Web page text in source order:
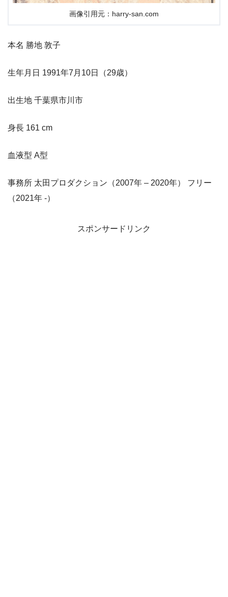
画像引用元：harry-san.com
本名 勝地 敦子
生年月日 1991年7月10日（29歳）
出生地 千葉県市川市
身長 161 cm
血液型 A型
事務所 太田プロダクション（2007年 – 2020年） フリー
（2021年 -）
スポンサードリンク